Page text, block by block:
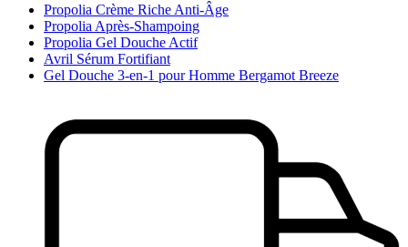
Propolia Crème Riche Anti-Âge
Propolia Après-Shampoing
Propolia Gel Douche Actif
Avril Sérum Fortifiant
Gel Douche 3-en-1 pour Homme Bergamot Breeze